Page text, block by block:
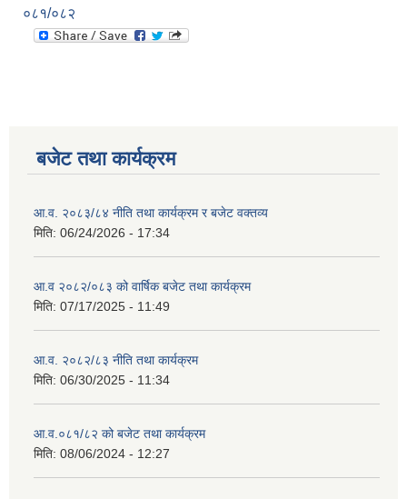
०८१/०८२
बजेट तथा कार्यक्रम
आ.व. २०८३/८४ नीति तथा कार्यक्रम र बजेट वक्तव्य
मिति: 06/24/2026 - 17:34
आ.व २०८२/०८३ को वार्षिक बजेट तथा कार्यक्रम
मिति: 07/17/2025 - 11:49
आ.व. २०८२/८३ नीति तथा कार्यक्रम
मिति: 06/30/2025 - 11:34
आ.व.०८१/८२ को बजेट तथा कार्यक्रम
मिति: 08/06/2024 - 12:27